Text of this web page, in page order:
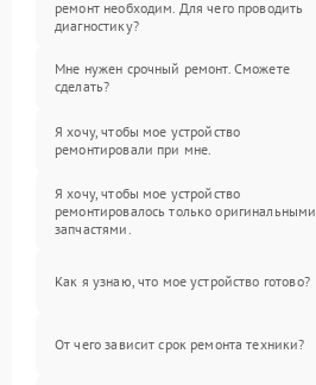
ремонт необходим. Для чего проводить
диагностику?
Мне нужен срочный ремонт. Сможете
сделать?
Я хочу, чтобы мое устройство
ремонтировали при мне.
Я хочу, чтобы мое устройство
ремонтировалось только оригинальными
запчастями.
Как я узнаю, что мое устройство готово?
От чего зависит срок ремонта техники?